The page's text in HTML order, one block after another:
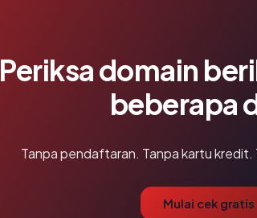
Periksa domain
beberapa
Tanpa pendaftaran. Tanpa kartu
Mulai cek